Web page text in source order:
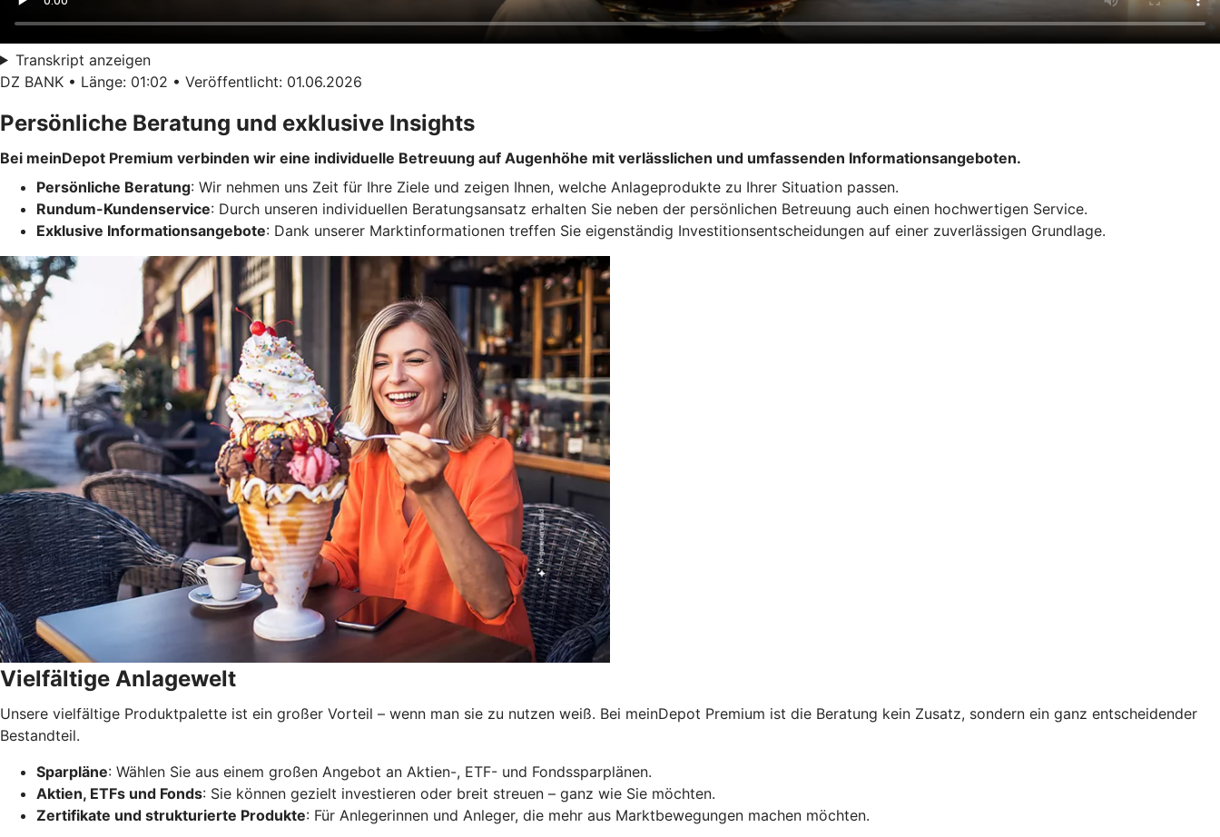
Transkript anzeigen
DZ BANK • Länge: 01:02 • Veröffentlicht: 01.06.2026
Persönliche Beratung und exklusive Insights
Bei meinDepot Premium verbinden wir eine individuelle Betreuung auf Augenhöhe mit verlässlichen und umfassenden Informationsangeboten.
Persönliche Beratung: Wir nehmen uns Zeit für Ihre Ziele und zeigen Ihnen, welche Anlageprodukte zu Ihrer Situation passen.
Rundum-Kundenservice: Durch unseren individuellen Beratungsansatz erhalten Sie neben der persönlichen Betreuung auch einen hochwertigen Service.
Exklusive Informationsangebote: Dank unserer Marktinformationen treffen Sie eigenständig Investitionsentscheidungen auf einer zuverlässigen Grundlage.
Vielfältige Anlagewelt
Unsere vielfältige Produktpalette ist ein großer Vorteil – wenn man sie zu nutzen weiß. Bei meinDepot Premium ist die Beratung kein Zusatz, sondern ein ganz entscheidender
Bestandteil.
Sparpläne: Wählen Sie aus einem großen Angebot an Aktien-, ETF- und Fondssparplänen.
Aktien, ETFs und Fonds: Sie können gezielt investieren oder breit streuen – ganz wie Sie möchten.
Zertifikate und strukturierte Produkte: Für Anlegerinnen und Anleger, die mehr aus Marktbewegungen machen möchten.